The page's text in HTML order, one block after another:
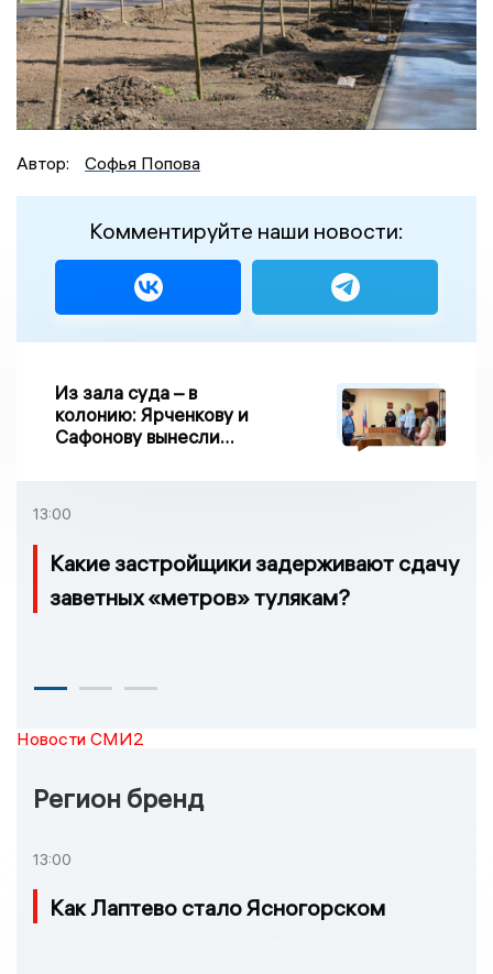
Автор: Софья Попова
Комментируйте наши новости:
Из зала суда – в
колонию: Ярченкову и
Сафонову вынесли
13:00
Какие застройщики задерживают сдачу
заветных «метров» тулякам?
Новости СМИ2
Регион бренд
13:00
Как Лаптево стало Ясногорском